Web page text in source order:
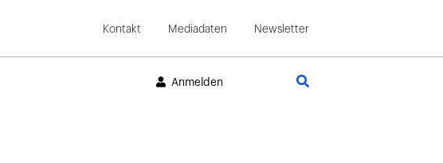
Kontakt Mediadaten Newsletter
Anmelden